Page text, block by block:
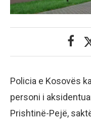
Policia e Kosovës
personi i
Prishtinë-Pejë,